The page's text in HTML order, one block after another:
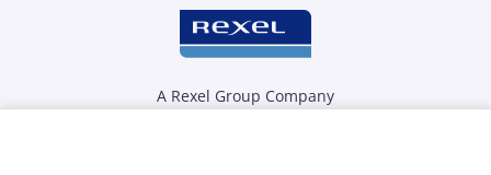
A Rexel Group Company